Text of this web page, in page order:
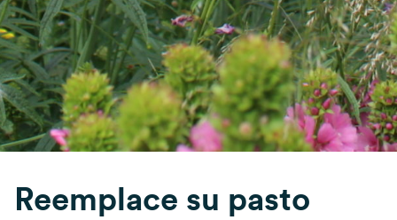
Reemplace su pasto